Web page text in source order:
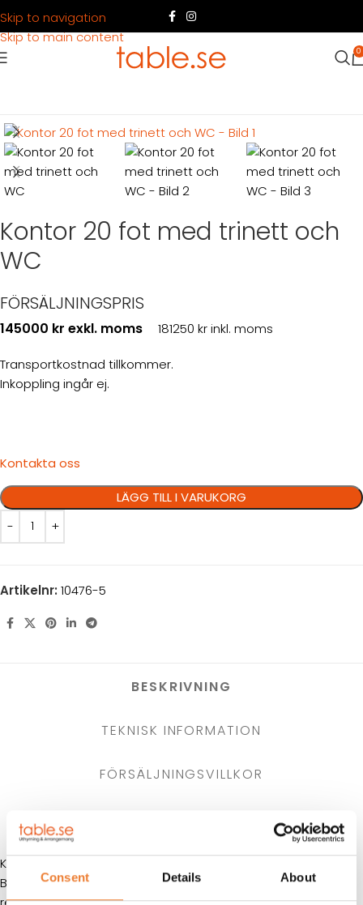
Consent Details About
Skip to navigation
Skip to main content
0
Container Köpa container Kontorsbodar
Kontor 20 fot med trinett och
WC
FÖRSÄLJNINGSPRIS
145000 kr exkl. moms 181250 kr inkl. moms
Transportkostnad tillkommer.
Inkoppling ingår ej.
Kontakta oss
LÄGG TILL I VARUKORG
Artikelnr: 10476-5
BESKRIVNING
TEKNISK INFORMATION
FÖRSÄLJNINGSVILLKOR
Kontorsbod med toalett, handfat och trinett med kylskåp.
Boden är försedd med 2 st fönster placerat på långsidan